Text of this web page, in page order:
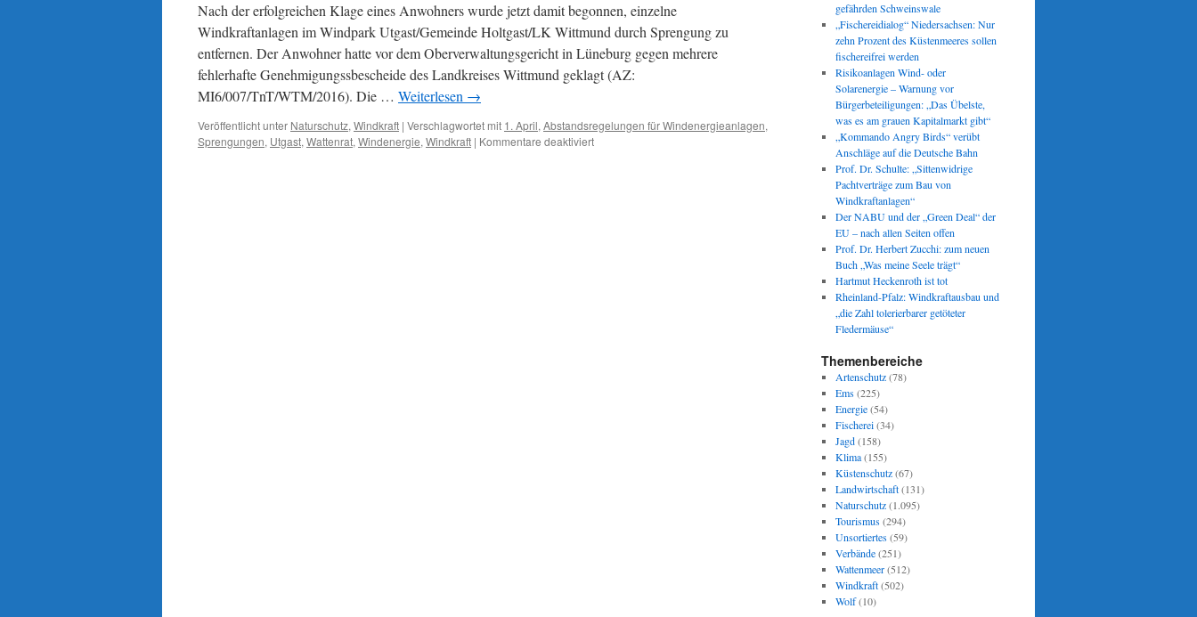
Saulus
zum
Nach der erfolgreichen Klage eines Anwohners wurde jetzt damit begonnen, einzelne
Windkraftanlagen im Windpark Utgast/Gemeinde Holtgast/LK Wittmund durch Sprengung zu
entfernen. Der Anwohner hatte vor dem Oberverwaltungsgericht in Lüneburg gegen mehrere
fehlerhafte Genehmigungssbescheide des Landkreises Wittmund geklagt (AZ:
MI6/007/TnT/WTM/2016). Die … Weiterlesen →
Veröffentlicht unter Naturschutz, Windkraft | Verschlagwortet mit 1. April, Abstandsregelungen für Windenergieanlagen,
Sprengungen, Utgast, Wattenrat, Windenergie, Windkraft | Kommentare deaktiviertfür
gefährden Schweinswale
„Fischereidialog“ Niedersachsen: Nur
zehn Prozent des Küstenmeeres sollen
fischereifrei werden
Risikoanlagen Wind- oder
Solarenergie – Warnung vor
Bürgerbeteiligungen: „Das Übelste,
was es am grauen Kapitalmarkt gibt“
„Kommando Angry Birds“ verübt
Anschläge auf die Deutsche Bahn
Prof. Dr. Schulte: „Sittenwidrige
Pachtverträge zum Bau von
Windkraftanlagen“
Der NABU und der „Green Deal“ der
EU – nach allen Seiten offen
Prof. Dr. Herbert Zucchi: zum neuen
Buch „Was meine Seele trägt“
Hartmut Heckenroth ist tot
Rheinland-Pfalz: Windkraftausbau und
„die Zahl tolerierbarer getöteter
Fledermäuse“
Themenbereiche
Artenschutz(78)
Ems(225)
Energie(54)
Fischerei(34)
Jagd(158)
Klima(155)
Küstenschutz(67)
Landwirtschaft(131)
Naturschutz(1.095)
Tourismus(294)
Unsortiertes(59)
Verbände(251)
Wattenmeer(512)
Windkraft(502)
Wolf(10)